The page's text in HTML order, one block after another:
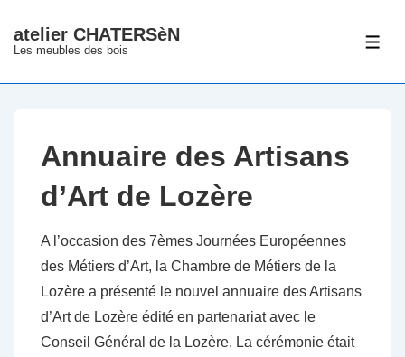
passer
contenu
atelier CHATERSèN
Les meubles des bois
Annuaire des Artisans
d’Art de Lozère
A l’occasion des 7èmes Journées Européennes
des Métiers d’Art, la Chambre de Métiers de la
Lozère a présenté le nouvel annuaire des Artisans
d’Art de Lozère édité en partenariat avec le
Conseil Général de la Lozère. La cérémonie était